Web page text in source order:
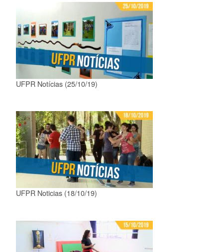
UFPR Notícias (25/10/19)
UFPR Noticias (18/10/19)